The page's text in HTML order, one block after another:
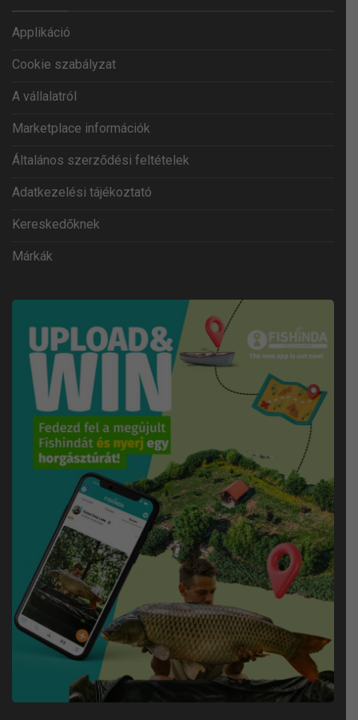
Applikáció
Cookie szabályzat
A vállalatról
Marketplace információk
Általános szerződési feltételek
Adatkezelési tájékoztató
Kereskedőknek
Márkák